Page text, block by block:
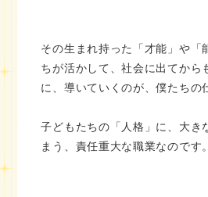
その生まれ持った「才能」や「
ちが活かして、社会に出てから
に、導いていくのが、僕たちの
子どもたちの「人格」に、大き
まう、責任重大な職業なのです。